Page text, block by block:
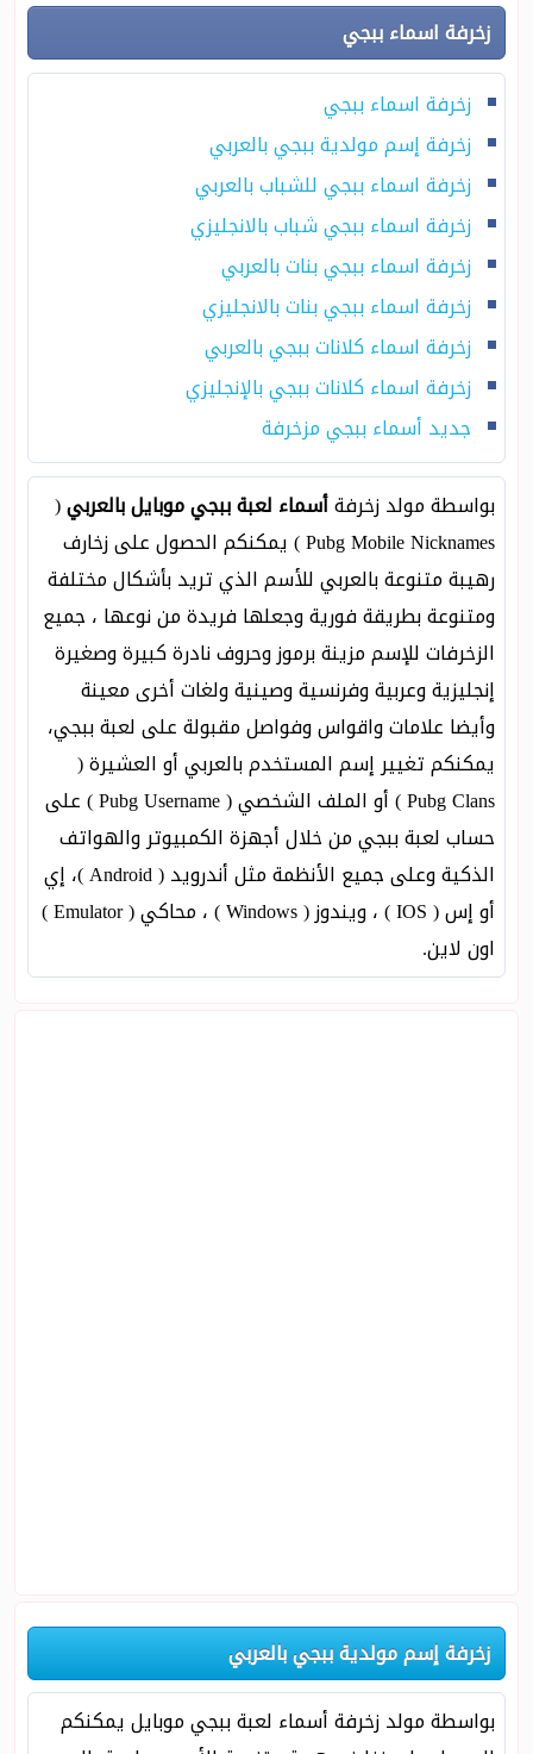
زخرفة اسماء ببجي
زخرفة اسماء ببجي
زخرفة إسم مولدية ببجي بالعربي
زخرفة اسماء ببجي للشباب بالعربي
زخرفة اسماء ببجي شباب بالانجليزي
زخرفة اسماء ببجي بنات بالعربي
زخرفة اسماء ببجي بنات بالانجليزي
زخرفة اسماء كلانات ببجي بالعربي
زخرفة اسماء كلانات ببجي بالإنجليزي
جديد أسماء ببجي مزخرفة
بواسطة مولد زخرفةأسماء لعبة ببجي موبايل بالعربي(
Pubg Mobile Nicknames ) يمكنكم الحصول على زخارف
رهيبة متنوعة بالعربي للأسم الذي تريد بأشكال مختلفة
ومتنوعة بطريقة فورية وجعلها فريدة من نوعها ، جميع
الزخرفات للإسم مزينة برموز وحروف نادرة كبيرة وصغيرة
إنجليزية وعربية وفرنسية وصينية ولغات أخرى معينة
وأيضا علامات واقواس وفواصل مقبولة على لعبة ببجي،
يمكنكم تغيير إسم المستخدم بالعربي أو العشيرة (
Pubg Clans ) أو الملف الشخصي ( Pubg Username ) على
حساب لعبة ببجي من خلال أجهزة الكمبيوتر والهواتف
الذكية وعلى جميع الأنظمة مثل أندرويد ( Android )، إي
أو إس ( IOS ) ، ويندوز ( Windows ) ، محاكي ( Emulator )
اون لاين.
زخرفة إسم مولدية ببجي بالعربي
بواسطة مولد زخرفة أسماء لعبة ببجي موبايل يمكنكم